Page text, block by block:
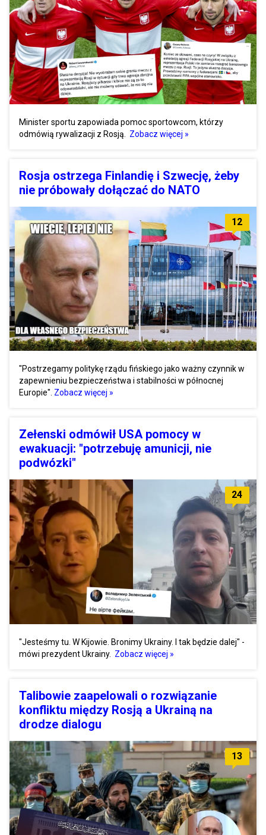
Minister sportu zapowiada pomoc sportowcom, którzy
odmówią rywalizacji z Rosją.
Zobacz więcej »
Rosja ostrzega Finlandię i Szwecję, żeby
nie próbowały dołączać do NATO
12
"Postrzegamy politykę rządu fińskiego jako ważny czynnik w
zapewnieniu bezpieczeństwa i stabilności w północnej
Europie". Zobacz więcej »
Zełenski odmówił USA pomocy w
ewakuacji: "potrzebuję amunicji, nie
podwózki"
24
"Jesteśmy tu. W Kijowie. Bronimy Ukrainy. I tak będzie dalej" -
mówi prezydent Ukrainy. Zobacz więcej »
Talibowie zaapelowali o rozwiązanie
konfliktu między Rosją a Ukrainą na
drodze dialogu
13